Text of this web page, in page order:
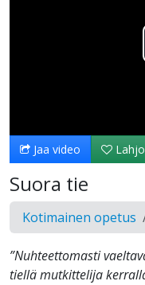
Jaa video
Suora tie
Kotimainen opetus
”Nuhteettomasti
tiellä mutkittelija